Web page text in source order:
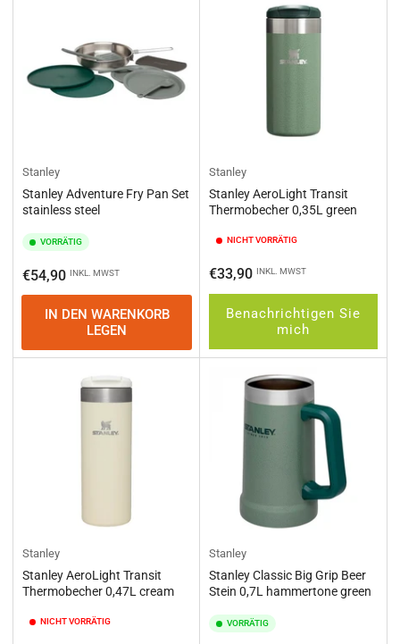
Stanley
Stanley Adventure Fry Pan Set
stainless steel
VORRÄTIG
Normaler
Preis
€54,90 INKL. MWST
IN DEN WARENKORB
LEGEN
Stanley
Stanley AeroLight Transit
Thermobecher 0,35L green
NICHT VORRÄTIG
Normaler
Preis
€33,90 INKL. MWST
Benachrichtigen Sie
mich
Stanley
Stanley AeroLight Transit
Thermobecher 0,47L cream
NICHT VORRÄTIG
Stanley
Stanley Classic Big Grip Beer
Stein 0,7L hammertone green
VORRÄTIG